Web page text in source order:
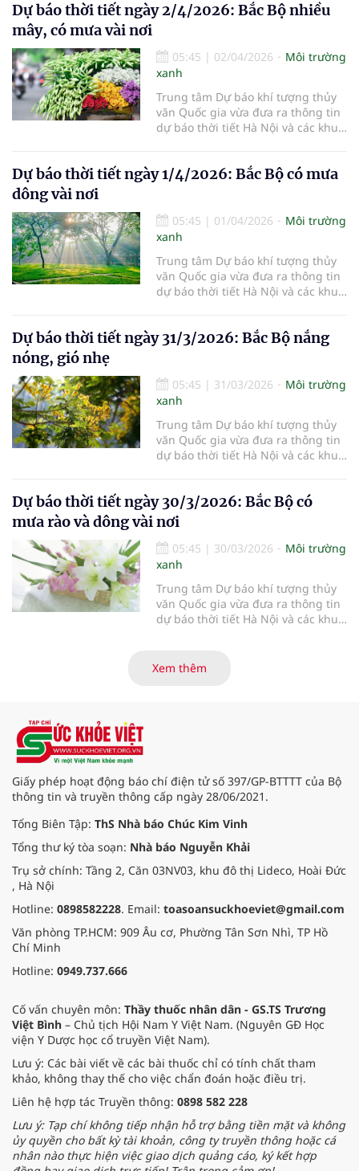
Dự báo thời tiết ngày 2/4/2026: Bắc Bộ nhiều
mây, có mưa vài nơi
05:45 | 02/04/2026
Môi trường
xanh
Trung tâm Dự báo khí tượng thủy
văn Quốc gia vừa đưa ra thông tin
dự báo thời tiết Hà Nội và các khu
Dự báo thời tiết ngày 1/4/2026: Bắc Bộ có mưa
dông vài nơi
05:45 | 01/04/2026
Môi trường
xanh
Trung tâm Dự báo khí tượng thủy
văn Quốc gia vừa đưa ra thông tin
dự báo thời tiết Hà Nội và các khu
Dự báo thời tiết ngày 31/3/2026: Bắc Bộ nắng
nóng, gió nhẹ
05:45 | 31/03/2026
Môi trường
xanh
Trung tâm Dự báo khí tượng thủy
văn Quốc gia vừa đưa ra thông tin
dự báo thời tiết Hà Nội và các khu
Dự báo thời tiết ngày 30/3/2026: Bắc Bộ có
mưa rào và dông vài nơi
05:45 | 30/03/2026
Môi trường
xanh
Trung tâm Dự báo khí tượng thủy
văn Quốc gia vừa đưa ra thông tin
dự báo thời tiết Hà Nội và các khu
Xem thêm
Giấy phép hoạt động báo chí điện tử số 397/GP-BTTTT của Bộ
thông tin và truyền thông cấp ngày 28/06/2021.
Tổng Biên Tập: ThS Nhà báo Chúc Kim Vinh
Tổng thư ký tòa soạn: Nhà báo Nguyễn Khải
Trụ sở chính: Tầng 2, Căn 03NV03, khu đô thị Lideco, Hoài Đức
, Hà Nội
Hotline: 0898582228. Email: toasoansuckhoeviet@gmail.com
Văn phòng TP.HCM: 909 Âu cơ, Phường Tân Sơn Nhì, TP Hồ
Chí Minh
Hotline: 0949.737.666
Cố vấn chuyên môn: Thầy thuốc nhân dân - GS.TS Trương
Việt Bình – Chủ tịch Hội Nam Y Việt Nam. (Nguyên GĐ Học
viện Y Dược học cổ truyền Việt Nam).
Lưu ý: Các bài viết về các bài thuốc chỉ có tính chất tham
khảo, không thay thế cho việc chẩn đoán hoặc điều trị.
Liên hệ hợp tác Truyền thông: 0898 582 228
Lưu ý: Tạp chí không tiếp nhận hỗ trợ bằng tiền mặt và không
ủy quyền cho bất kỳ tài khoản, công ty truyền thông hoặc cá
nhân nào thực hiện việc giao dịch quảng cáo, ký kết hợp